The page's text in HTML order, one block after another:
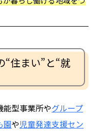
“住まい”と“就
能型事業所やグループ
園や児童発達支援セン